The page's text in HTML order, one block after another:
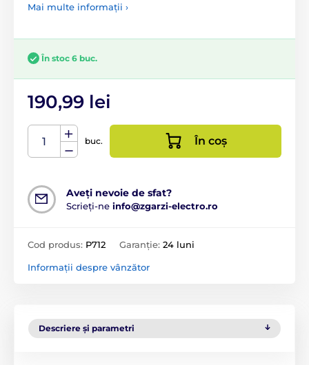
Mai multe informații ›
În stoc 6 buc.
190,99 lei
buc. În coș
Aveți nevoie de sfat?
Scrieți-ne info@zgarzi-electro.ro
Cod produs: P712 Garanție: 24 luni
Informații despre vânzător
Descriere și parametri